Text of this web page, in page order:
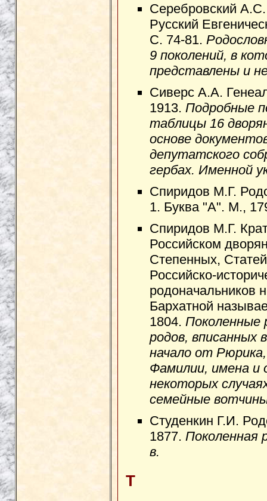
Серебровский
Русский
С. 74-81.
9 поколений, в
представлены и
Сиверс А.А.
1913. Подробные
таблицы 16
основе
депутатского
гербах. Именной
Спиридов М.Г.
1. Буква "А". М.,
Спиридов М.Г.
Российском
Степенных,
Российско-
родоначальников
Бархатной
1804. Поколенные
родов, вписанных
начало от Рюрика,
Фамилии, имена и
некоторых
семейные
Студенкин Г.И.
1877. Поколенная
в.
Т